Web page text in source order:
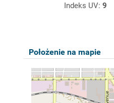
Indeks UV: 9
Położenie na mapie